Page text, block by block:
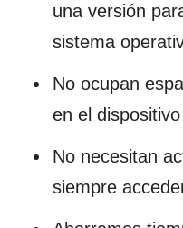
una versión
sistema
No ocupan
en el dispositivo
No necesitan
siempre